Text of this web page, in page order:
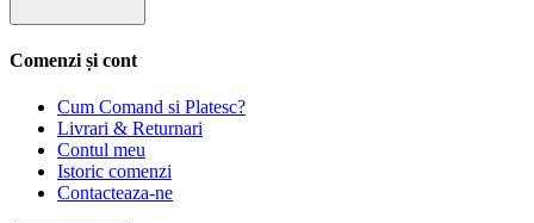
Comenzi și cont
Cum Comand si Platesc?
Livrari & Returnari
Contul meu
Istoric comenzi
Contacteaza-ne